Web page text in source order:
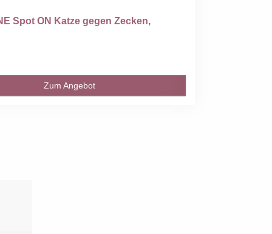
Spot ON Katze gegen Zecken,
Zum Angebot